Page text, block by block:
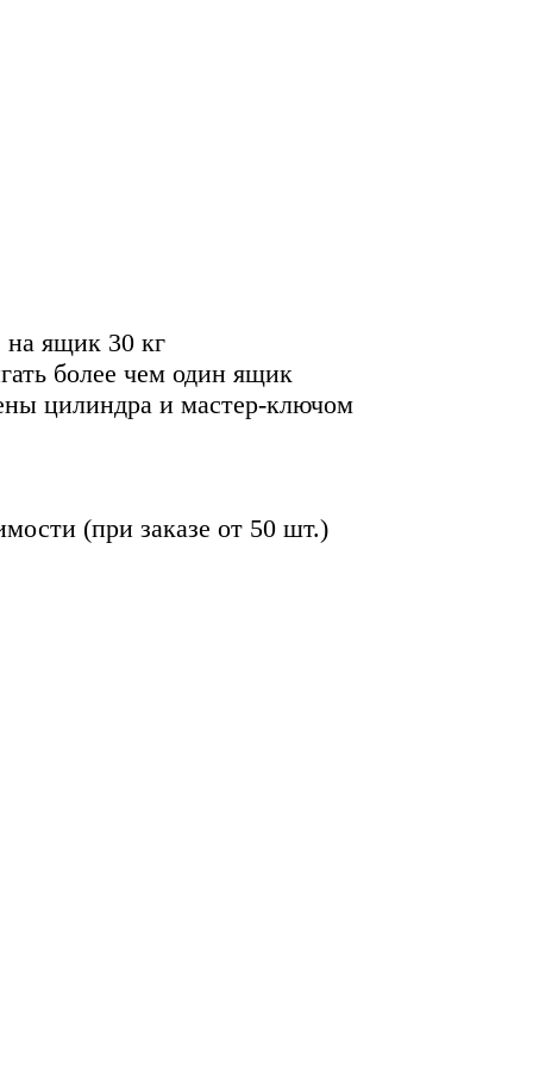
ящик 30 кг
более чем один ящик
цилиндра и мастер-ключом
(при заказе от 50 шт.)